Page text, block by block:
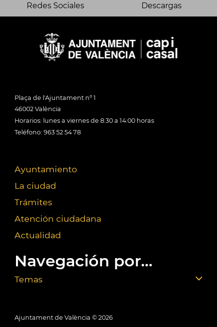
Redes Sociales Descargas
Plaça de l'Ajuntament nº 1
46002 València
Horarios: lunes a viernes de 8:30 a 14:00 horas
Teléfono: 963 52 54 78
Ayuntamiento
La ciudad
Trámites
Atención ciudadana
Actualidad
Navegación por...
Temas
Ajuntament de València © 2026